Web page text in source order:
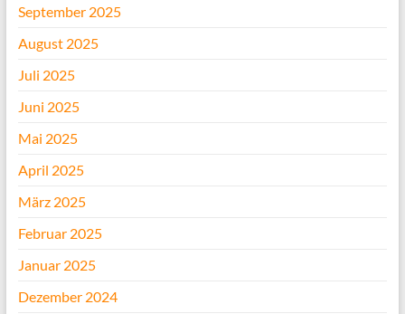
September 2025
August 2025
Juli 2025
Juni 2025
Mai 2025
April 2025
März 2025
Februar 2025
Januar 2025
Dezember 2024